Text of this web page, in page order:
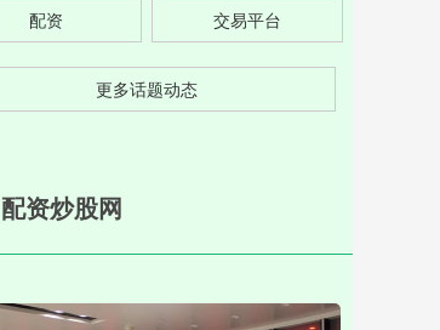
配资 交易平台
更多话题动态
配资炒股网